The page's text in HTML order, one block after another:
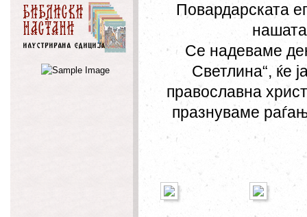
Повардарската
Се надеваме
Светлина“, ќе
православна
празнуваме